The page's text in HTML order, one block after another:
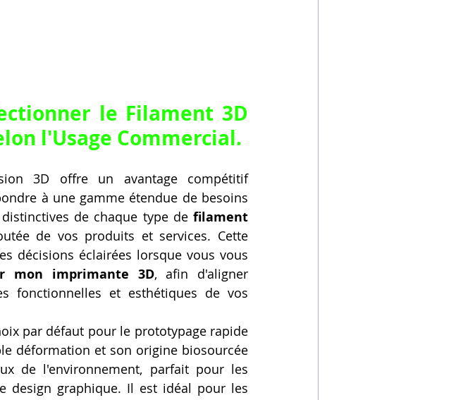
le Filament 3D
l'Usage Commercial.
3D offre un avantage compétitif
à une gamme étendue de besoins
de chaque type de filament
de vos produits et services. Cette
décisions éclairées lorsque vous vous
mon imprimante 3D, afin d'aligner
fonctionnelles et esthétiques de vos
par défaut pour le prototypage rapide
déformation et son origine biosourcée
de l'environnement, parfait pour les
design graphique. Il est idéal pour les